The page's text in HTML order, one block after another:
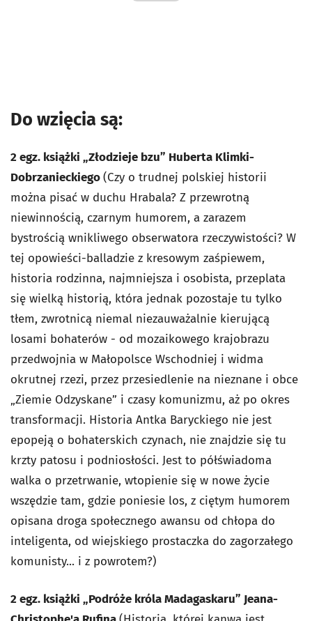
Do wzięcia są:
2 egz. książki „Złodzieje bzu” Huberta Klimki-
Dobrzanieckiego(Czy o trudnej polskiej historii
można pisać w duchu Hrabala? Z przewrotną
niewinnością, czarnym humorem, a zarazem
bystrością wnikliwego obserwatora rzeczywistości? W
tej opowieści-balladzie z kresowym zaśpiewem,
historia rodzinna, najmniejsza i osobista, przeplata
się wielką historią, która jednak pozostaje tu tylko
tłem, zwrotnicą niemal niezauważalnie kierującą
losami bohaterów - od mozaikowego krajobrazu
przedwojnia w Małopolsce Wschodniej i widma
okrutnej rzezi, przez przesiedlenie na nieznane i obce
„Ziemie Odzyskane” i czasy komunizmu, aż po okres
transformacji. Historia Antka Baryckiego nie jest
epopeją o bohaterskich czynach, nie znajdzie się tu
krzty patosu i podniosłości. Jest to półświadoma
walka o przetrwanie, wtopienie się w nowe życie
wszędzie tam, gdzie poniesie los, z ciętym humorem
opisana droga społecznego awansu od chłopa do
inteligenta, od wiejskiego prostaczka do zagorzałego
komunisty... i z powrotem?)
2 egz. książki „Podróże króla Madagaskaru” Jeana-